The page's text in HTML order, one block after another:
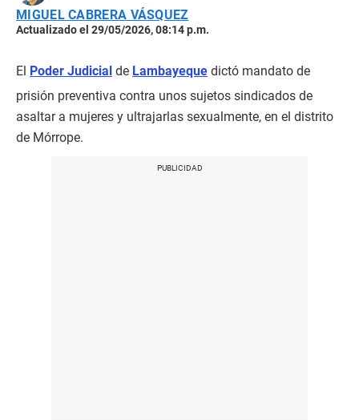
MIGUEL CABRERA VÁSQUEZ
Actualizado el 29/05/2026, 08:14 p.m.
El Poder Judicial de Lambayeque dictó mandato de
prisión preventiva contra unos sujetos sindicados de
asaltar a mujeres y ultrajarlas sexualmente, en el distrito
de Mórrope.